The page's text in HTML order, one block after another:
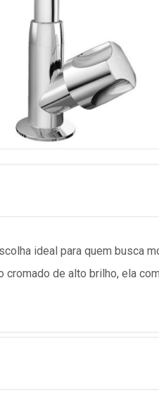
ideal para quem busca
cromado de alto brilho, ela